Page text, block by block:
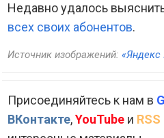
Недавно удалось
всех своих абонентов.
Источник изображений: «Яндекс
Присоединяйтесь к нам в G
ВКонтакте,YouTube и RSS